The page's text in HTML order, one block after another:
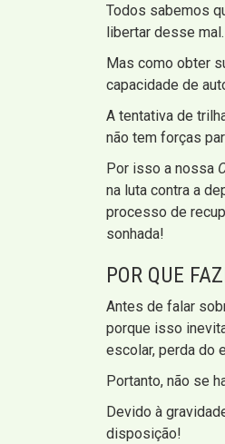
Todos sabemos
libertar desse mal.
Mas como obter
capacidade de
A tentativa de
não tem forças
Por isso a nossa
na luta contra a
processo de
sonhada!
POR QUE
Antes de falar
porque isso
escolar, perda do
Portanto, não se
Devido à
disposição!